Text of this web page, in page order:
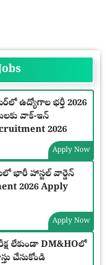
ఉద్యోగాల భర్తీ 2026
వాక్-ఇన్
2026
Apply Now
భారీ హాస్టల్ వార్డెన్
2026 Apply
Apply Now
లేకుండా DM&HOలో
చేసుకోండి